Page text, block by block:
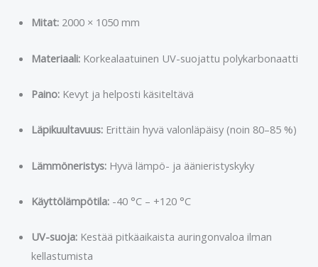
Mitat:2000 × 1050 mm
Materiaali:Korkealaatuinen UV-suojattu polykarbonaatti
Paino:Kevyt ja helposti käsiteltävä
Läpikuultavuus:Erittäin hyvä valonläpäisy (noin 80–85 %)
Lämmöneristys:Hyvä lämpö- ja äänieristyskyky
Käyttölämpötila:-40 °C – +120 °C
UV-suoja:Kestää pitkäaikaista auringonvaloa ilman
kellastumista